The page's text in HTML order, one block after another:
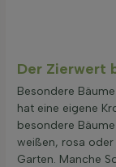
Der Zierwert
Besondere
hat eine eigene
besondere
weißen, rosa
Garten. Manche